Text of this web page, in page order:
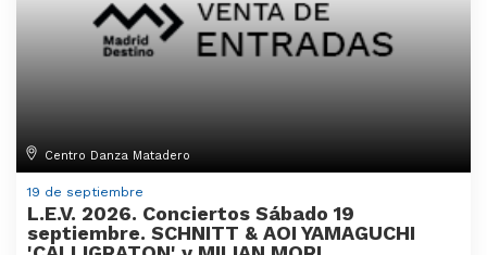
Centro Danza Matadero
19 de septiembre
L.E.V. 2026. Conciertos Sábado 19
septiembre. SCHNITT & AOI YAMAGUCHI